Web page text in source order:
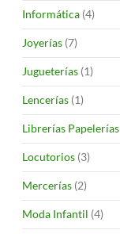
Informática (4)
Joyerías (7)
Jugueterías (1)
Lencerías (1)
Librerías Papelerías
Locutorios (3)
Mercerías (2)
Moda Infantil (4)